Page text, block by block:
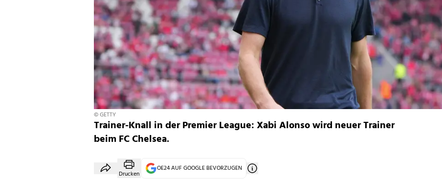
© GETTY
Trainer-Knall in der Premier League: Xabi Alonso wird neuer Trainer
beim FC Chelsea.
Drucken
OE24 AUF GOOGLE BEVORZUGEN